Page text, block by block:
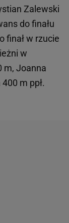
Zalewski
do finału
finał w rzucie
w
m, Joanna
m ppł.